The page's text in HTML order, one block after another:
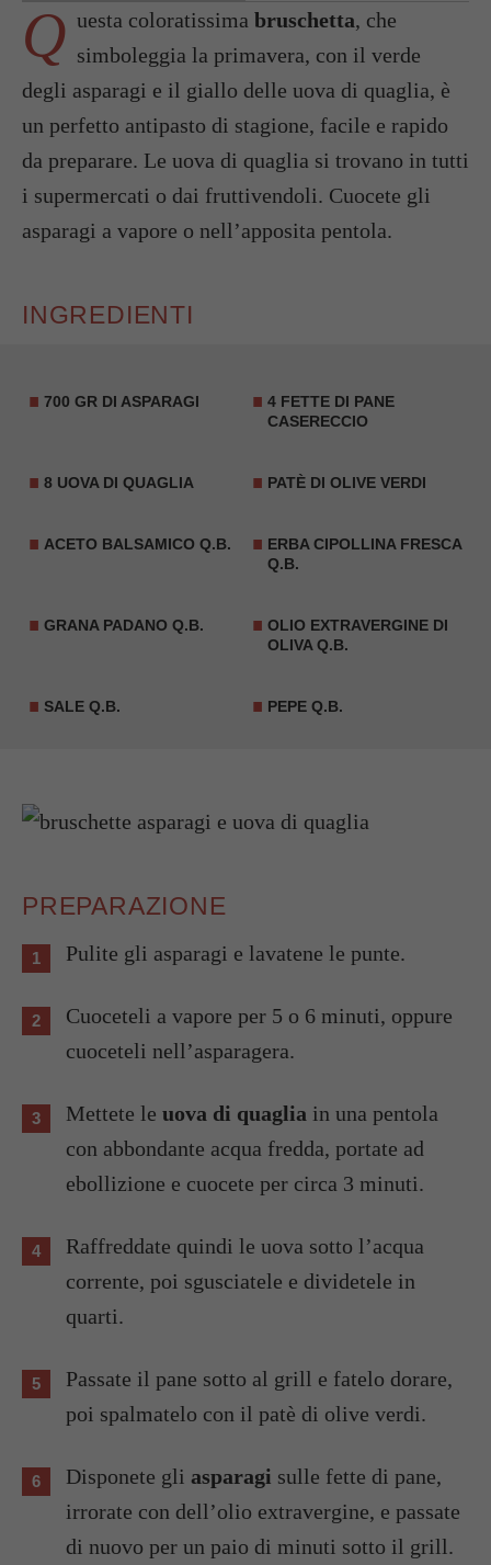
Q uesta coloratissima bruschetta, che
simboleggia la primavera, con il verde
degli asparagi e il giallo delle uova di quaglia, è
un perfetto antipasto di stagione, facile e rapido
da preparare. Le uova di quaglia si trovano in tutti
i supermercati o dai fruttivendoli. Cuocete gli
asparagi a vapore o nell’apposita pentola.
INGREDIENTI
700 GR DI ASPARAGI
4 FETTE DI PANE
CASERECCIO
8 UOVA DI QUAGLIA PATÈ DI OLIVE VERDI
ACETO BALSAMICO Q.B.
ERBA CIPOLLINA FRESCA
Q.B.
GRANA PADANO Q.B.
OLIO EXTRAVERGINE DI
OLIVA Q.B.
SALE Q.B. PEPE Q.B.
PREPARAZIONE
Pulite gli asparagi e lavatene le punte.
Cuoceteli a vapore per 5 o 6 minuti, oppure
cuoceteli nell’asparagera.
Mettete le uova di quaglia in una pentola
con abbondante acqua fredda, portate ad
ebollizione e cuocete per circa 3 minuti.
Raffreddate quindi le uova sotto l’acqua
corrente, poi sgusciatele e dividetele in
quarti.
Passate il pane sotto al grill e fatelo dorare,
poi spalmatelo con il patè di olive verdi.
Disponete gli asparagi sulle fette di pane,
irrorate con dell’olio extravergine, e passate
di nuovo per un paio di minuti sotto il grill.